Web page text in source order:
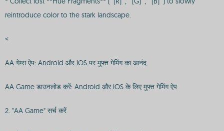
reintroduce color to the stark landscape.
<
AA गेम्स ऐप: Android और iOS पर मुफ्त गेमिंग का आनंद
AA Game डाउनलोड करें: Android और iOS के लिए मुफ्त गेमिंग ऐप
2. "AA Game" सर्च करें